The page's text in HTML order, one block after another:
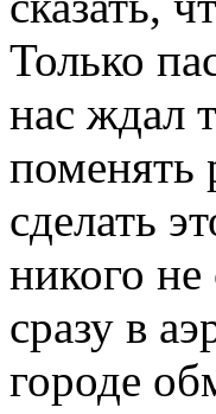
Только
нас ждал
поменять
сделать
никого
сразу в
городе